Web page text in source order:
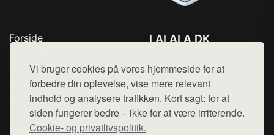
Vi bruger cookies på vores hjemmeside for at
forbedre din oplevelse, vise mere relevant
indhold og analysere trafikken. Kort sagt: for at
siden fungerer bedre – ikke for at være irriterende.
Cookie- og privatlivspolitik.
Forside
Top Rabatter
Blog
Kontakt
LALALA.DK
Mail: hej@want.dk
Cookie- og privatlivspolitik